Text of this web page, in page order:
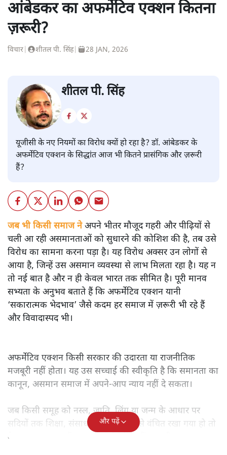
नीलूफ़र कोचकी और स्टोरी पढ़ें
यूजीसी नियमों का विरोध क्यों;
आंबेडकर का अफर्मेटिव एक्शन कितना
ज़रूरी?
विचार|
यूजीसी के नए नियमों का विरोध क्यों हो रहा है? डॉ. आंबेडकर के
हैं?